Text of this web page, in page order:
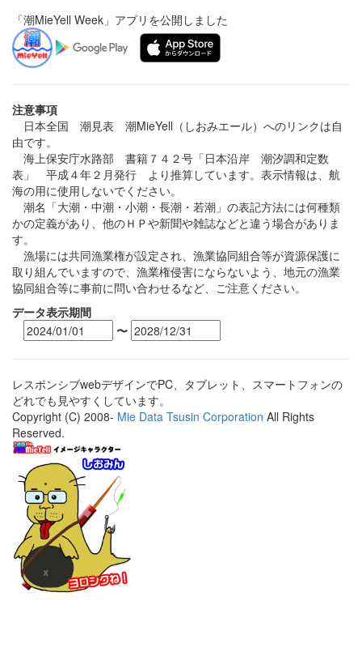
「潮MieYell Week」アプリを公開しました
注意事項
日本全国 潮見表 潮MieYell（しおみエール）へのリンクは自
由です。
海上保安庁水路部 書籍７４２号「日本沿岸 潮汐調和定数
表」 平成４年２月発行 より推算しています。表示情報は、航
海の用に使用しないでください。
潮名「大潮・中潮・小潮・長潮・若潮」の表記方法には何種類
かの定義があり、他のＨＰや新聞や雑誌などと違う場合がありま
す。
漁場には共同漁業権が設定され、漁業協同組合等が資源保護に
取り組んでいますので、漁業権侵害にならないよう、地元の漁業
協同組合等に事前に問い合わせるなど、ご注意ください。
データ表示期間
〜
レスポンシブwebデザインでPC、タブレット、スマートフォンの
どれでも見やすくしています。
Copyright (C) 2008- Mie Data Tsusin Corporation All Rights
Reserved.